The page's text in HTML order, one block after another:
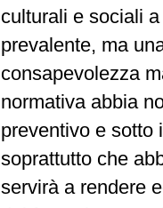
culturali e sociali
prevalente, ma
consapevolezza
normativa abbia
preventivo e sotto
soprattutto che
servirà a rendere